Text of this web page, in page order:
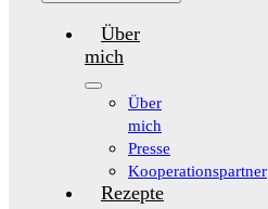
Über
mich
Über
mich
Presse
Kooperationspartner
Rezepte